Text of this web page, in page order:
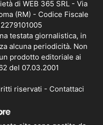
di WEB 365 SRL - Via
(RM) - Codice Fiscale
testata giornalistica, in
alcuna periodicità. Non
prodotto editoriale ai
del 07.03.2001
riservati - Contattaci